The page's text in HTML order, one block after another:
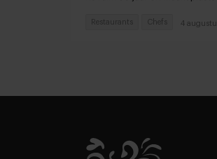
4
Restaurants Chefs